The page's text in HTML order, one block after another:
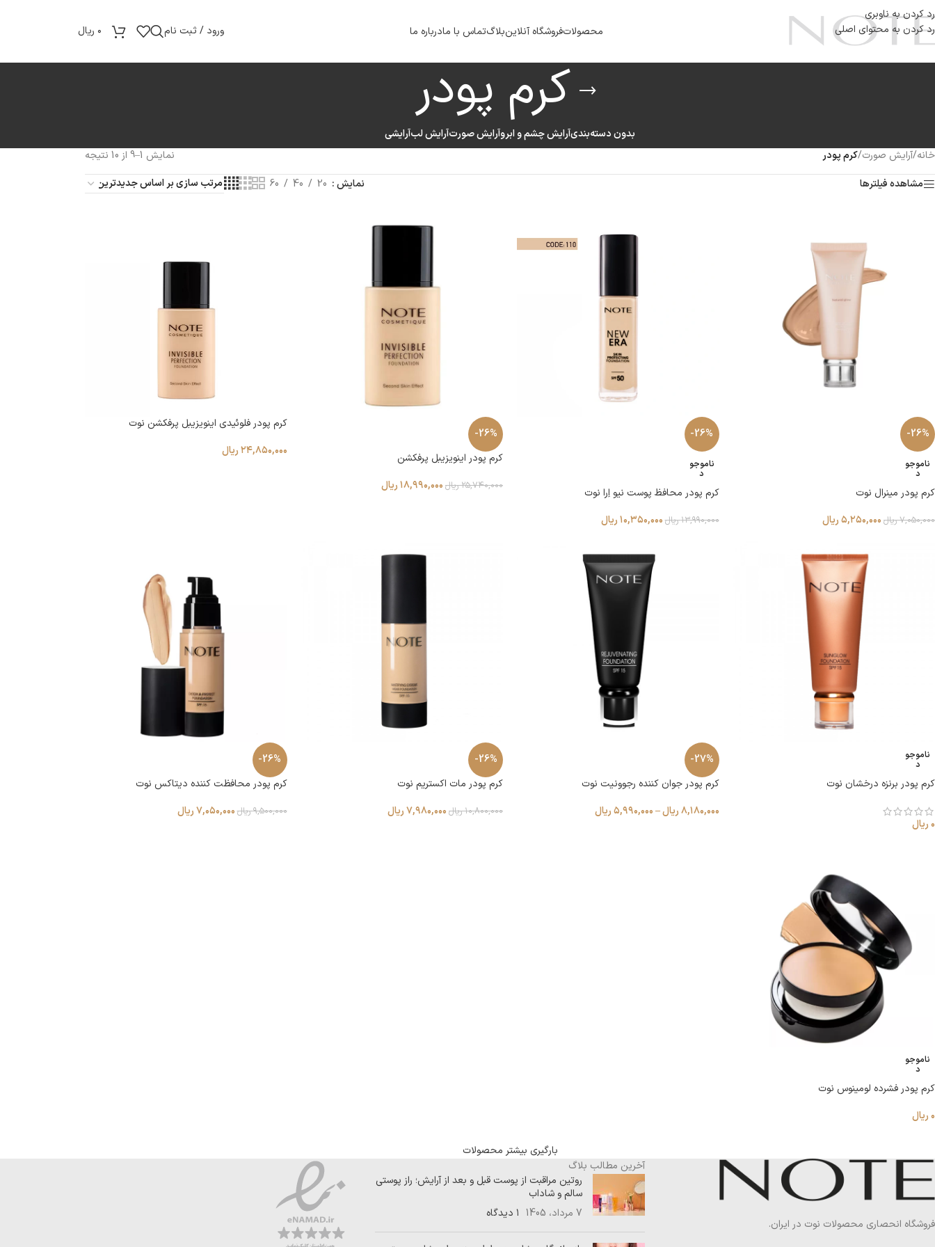
رد کردن به ناوبری
رد کردن به محتوای اصلی
محصولاتفروشگاه آنلاینبلاگتماس با مادرباره ما ورود / ثبت نام ۰ ریال
کرم پودر
بدون دسته‌بندیآرایش چشم و ابروآرایش صورتآرایش لبآرایشی
خانه/آرایش صورت/کرم پودر
نمایش 1–9 از 10 نتیجه
مشاهده فیلترها
نمایش 20
40
60
-26%
ناموجو
د
کرم پودر مینرال نوت
۷,۰۵۰,۰۰۰ ریال ۵,۲۵۰,۰۰۰ریال
-26%
ناموجو
د
کرم پودر محافظ پوست نیو اِرا نوت
۱۳,۹۹۰,۰۰۰ ریال۱۰,۳۵۰,۰۰۰ریال
-26%
کرم پودر اینویزیبل پرفکشن
۲۵,۷۴۰,۰۰۰ ریال ۱۸,۹۹۰,۰۰۰ریال
کرم پودر فلوئیدی اینویزیبل پرفکشن نوت
۲۴,۸۵۰,۰۰۰ریال
ناموجو
د
کرم پودر برنزه درخشان نوت
۰ریال
-27%
کرم پودر جوان کننده رجوونیت نوت
۸,۱۸۰,۰۰۰ریال–۵,۹۹۰,۰۰۰ریال
-26%
کرم پودر مات اکستریم نوت
۱۰,۸۰۰,۰۰۰ ریال ۷,۹۸۰,۰۰۰ریال
-26%
کرم پودر محافظت کننده دیتاکس نوت
۹,۵۰۰,۰۰۰ ریال۷,۰۵۰,۰۰۰ریال
ناموجو
د
کرم پودر فشرده لومینوس نوت
۰ریال
بارگیری بیشتر محصولات
فروشگاه انحصاری محصولات نوت در ایران.
آخرین مطالب بلاگ
روتین مراقبت از پوست قبل و بعد از آرایش؛ راز پوستی
سالم و شاداب
7 مرداد، 1405
۱ دیدگاه